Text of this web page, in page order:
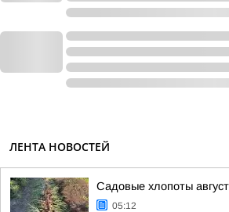
ЛЕНТА НОВОСТЕЙ
Садовые хлопоты
05:12